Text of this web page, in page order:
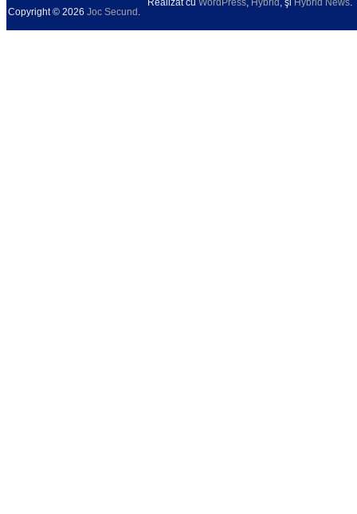
Copyright © 2026 Joc Secund .
Realizat cu WordPress, Hybrid , şi Hybrid News.